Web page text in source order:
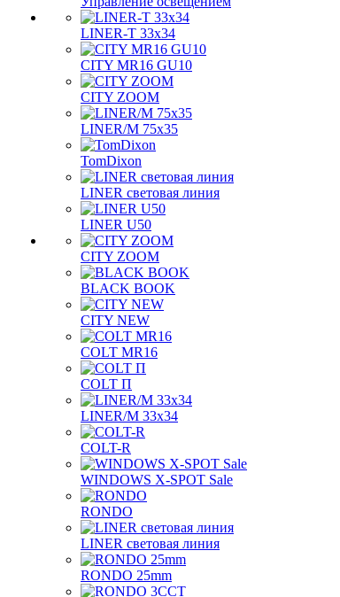
LINER-T 33x34
CITY MR16 GU10
CITY ZOOM
LINER/M 75х35
TomDixon
LINER световая линия
LINER U50
CITY ZOOM
BLACK BOOK
CITY NEW
COLT MR16
COLT П
LINER/М 33х34
COLT-R
WINDOWS X-SPOT Sale
RONDO
LINER световая линия
RONDO 25mm